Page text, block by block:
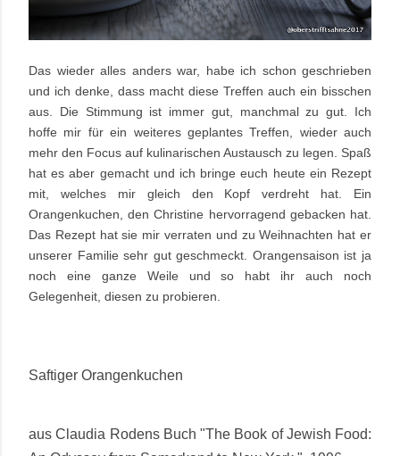
Das wieder alles anders war, habe ich schon geschrieben
und ich denke, dass macht diese Treffen auch ein bisschen
aus. Die Stimmung ist immer gut, manchmal zu gut. Ich
hoffe mir für ein weiteres geplantes Treffen, wieder auch
mehr den Focus auf kulinarischen Austausch zu legen. Spaß
hat es aber gemacht und ich bringe euch heute ein Rezept
mit, welches mir gleich den Kopf verdreht hat. Ein
Orangenkuchen, den Christine hervorragend gebacken hat.
Das Rezept hat sie mir verraten und zu Weihnachten hat er
unserer Familiesehr gutgeschmeckt. Orangensaison ist ja
noch eine ganze Weile und so habt ihr auch noch
Gelegenheit, diesen zu probieren.
Saftiger Orangenkuchen
aus Claudia Rodens Buch "The Book of Jewish Food: